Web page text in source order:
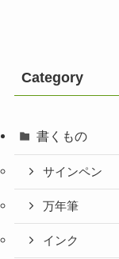
Category
書くもの
サインペン
万年筆
インク